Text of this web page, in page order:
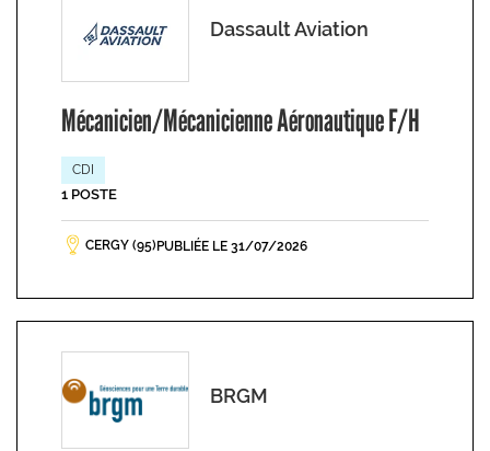
Dassault Aviation
Mécanicien/Mécanicienne Aéronautique F/H
CDI
1 POSTE
CERGY (95) PUBLIÉE LE 31/07/2026
BRGM